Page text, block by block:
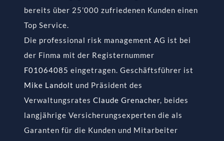
bereits über 25’000 zufriedenen Kunden einen
Top Service.
Die professional risk management AG ist bei
der Finma mit der Registernummer
F01064085 eingetragen. Geschäftsführer ist
Mike Landolt und Präsident des
Verwaltungsrates Claude Grenacher, beides
langjährige Versicherungsexperten die als
Garanten für die Kunden und Mitarbeiter